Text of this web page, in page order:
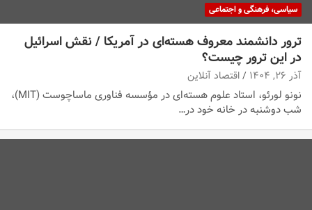
سیاسی، فرهنگی و اجتماعی
ترور دانشمند معروف هسته‌ای در آمریکا / نقش اسرائیل
در این ترور چیست؟
آذر ۲۶, ۱۴۰۴ اقتصاد آنلاین
نونو لورئو، استاد علوم هسته‌ای در مؤسسه فناوری ماساچوست (MIT)،
شب دوشنبه در خانه خود در…